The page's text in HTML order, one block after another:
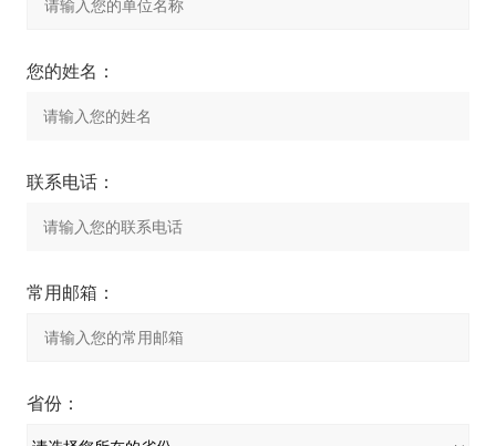
您的姓名：
联系电话：
常用邮箱：
省份：